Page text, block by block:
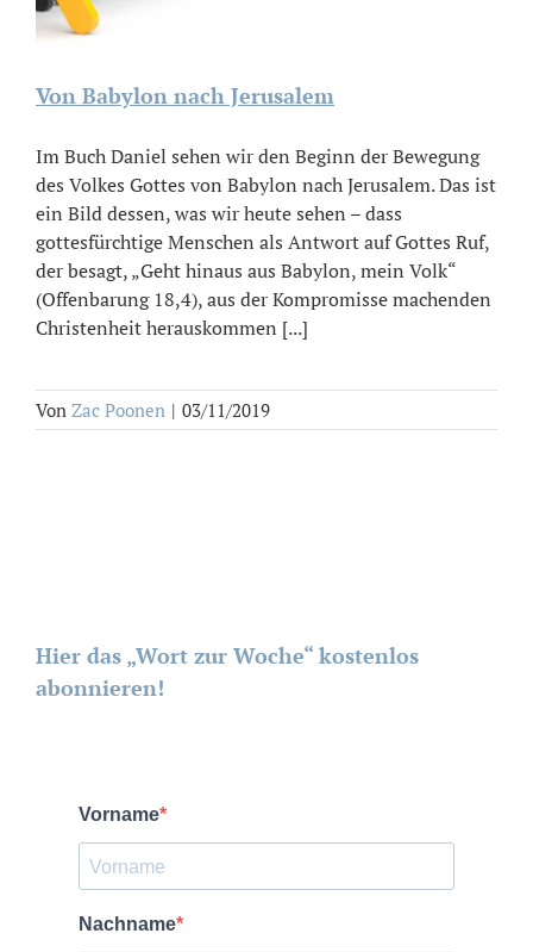
Von Babylon nach Jerusalem
Im Buch Daniel sehen wir den Beginn der Bewegung
des Volkes Gottes von Babylon nach Jerusalem. Das ist
ein Bild dessen, was wir heute sehen – dass
gottesfürchtige Menschen als Antwort auf Gottes Ruf,
der besagt, „Geht hinaus aus Babylon, mein Volk“
(Offenbarung 18,4), aus der Kompromisse machenden
Christenheit herauskommen [...]
Von Zac Poonen | 03/11/2019
Hier das „Wort zur Woche“ kostenlos
abonnieren!